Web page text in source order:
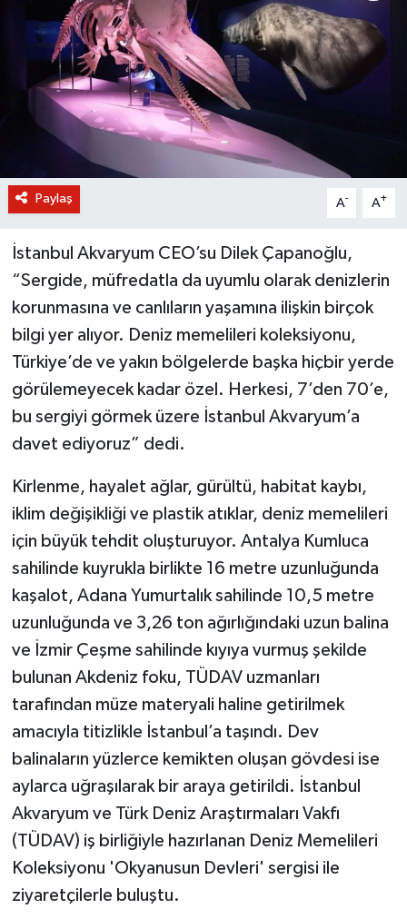
Paylaş A- A+
İstanbul Akvaryum CEO’su Dilek Çapanoğlu,
“Sergide, müfredatla da uyumlu olarak denizlerin
korunmasına ve canlıların yaşamına ilişkin birçok
bilgi yer alıyor. Deniz memelileri koleksiyonu,
Türkiye’de ve yakın bölgelerde başka hiçbir yerde
görülemeyecek kadar özel. Herkesi, 7’den 70’e,
bu sergiyi görmek üzere İstanbul Akvaryum’a
davet ediyoruz” dedi.
Kirlenme, hayalet ağlar, gürültü, habitat kaybı,
iklim değişikliği ve plastik atıklar, deniz memelileri
için büyük tehdit oluşturuyor. Antalya Kumluca
sahilinde kuyrukla birlikte 16 metre uzunluğunda
kaşalot, Adana Yumurtalık sahilinde 10,5 metre
uzunluğunda ve 3,26 ton ağırlığındaki uzun balina
ve İzmir Çeşme sahilinde kıyıya vurmuş şekilde
bulunan Akdeniz foku, TÜDAV uzmanları
tarafından müze materyali haline getirilmek
amacıyla titizlikle İstanbul’a taşındı. Dev
balinaların yüzlerce kemikten oluşan gövdesi ise
aylarca uğraşılarak bir araya getirildi. İstanbul
Akvaryum ve Türk Deniz Araştırmaları Vakfı
(TÜDAV) iş birliğiyle hazırlanan Deniz Memelileri
Koleksiyonu 'Okyanusun Devleri' sergisi ile
ziyaretçilerle buluştu.